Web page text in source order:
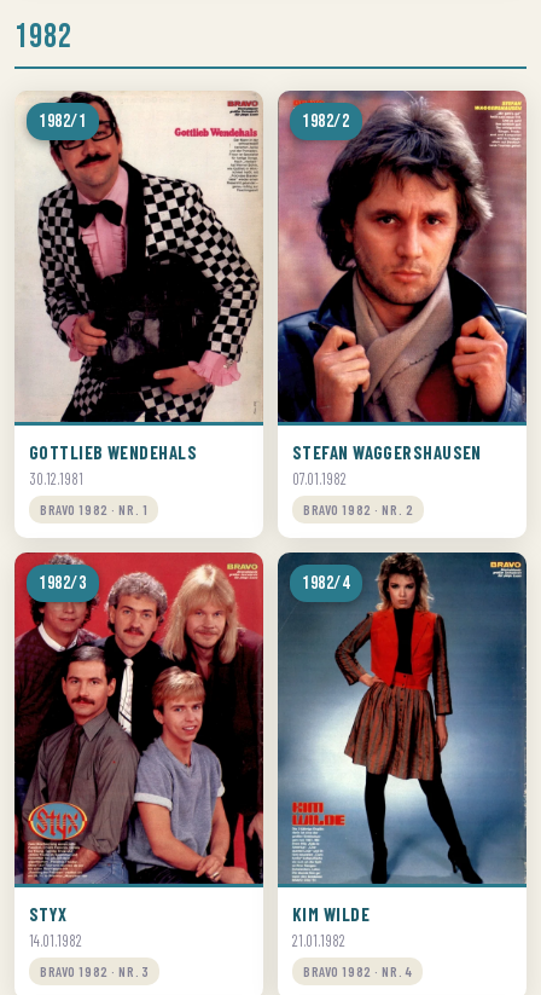
1982
1982/1
GOTTLIEB WENDEHALS
30.12.1981
BRAVO 1982 · NR. 1
1982/2
STEFAN WAGGERSHAUSEN
07.01.1982
BRAVO 1982 · NR. 2
1982/3
STYX
14.01.1982
BRAVO 1982 · NR. 3
1982/4
KIM WILDE
21.01.1982
BRAVO 1982 · NR. 4